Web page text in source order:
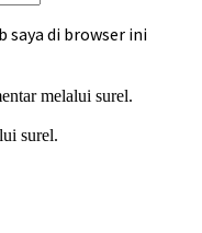
saya di browser ini
melalui surel.
surel.